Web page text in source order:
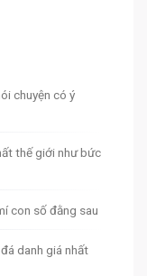
chuyện có ý
thế giới như bức
con số đằng sau
danh giá nhất